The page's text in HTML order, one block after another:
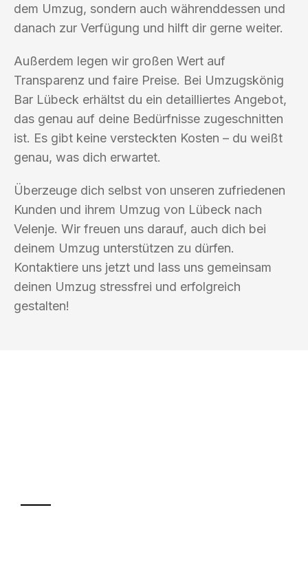
dem Umzug, sondern auch währenddessen und
danach zur Verfügung und hilft dir gerne weiter.
Außerdem legen wir großen Wert auf
Transparenz und faire Preise. Bei Umzugskönig
Bar Lübeck erhältst du ein detailliertes Angebot,
das genau auf deine Bedürfnisse zugeschnitten
ist. Es gibt keine versteckten Kosten – du weißt
genau, was dich erwartet.
Überzeuge dich selbst von unseren zufriedenen
Kunden und ihrem Umzug von Lübeck nach
Velenje. Wir freuen uns darauf, auch dich bei
deinem Umzug unterstützen zu dürfen.
Kontaktiere uns jetzt und lass uns gemeinsam
deinen Umzug stressfrei und erfolgreich
gestalten!